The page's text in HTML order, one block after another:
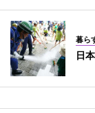
暮ら
日